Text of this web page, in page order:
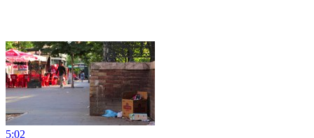
5:02